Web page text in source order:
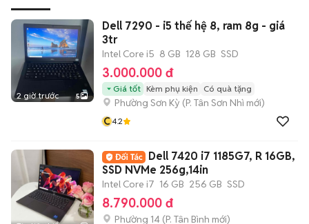
2 giờ trước 5
Dell 7290 - i5 thế hệ 8, ram 8g - giá
3tr
Intel Core i5 8 GB 128 GB SSD
3.000.000 đ
Giá tốt Kèm phụ kiện Có quà tặng
Phường Sơn Kỳ (P. Tân Sơn Nhì mới)
C4.2
Dell 7420 i7 1185G7, R 16GB,
SSD NVMe 256g,14in
Intel Core i7 16 GB 256 GB SSD
8.790.000 đ
Phường 14 (P. Tân Bình mới)